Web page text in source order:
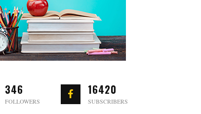
346
FOLLOWERS
16420
SUBSCRIBERS